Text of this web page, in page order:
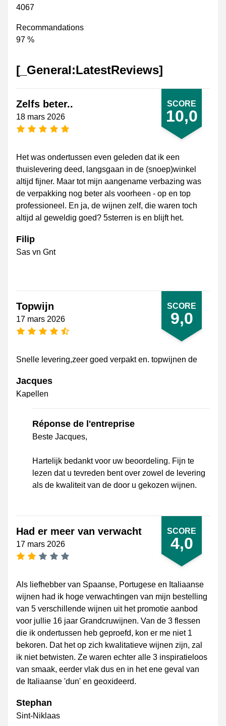
4067
Recommandations
97 %
[_General:LatestReviews]
SCORE
10,0
Zelfs beter..
18 mars 2026
[_General:NumberOfStarsPluralFormat]
Het was ondertussen even geleden dat ik een
thuislevering deed, langsgaan in de (snoep)winkel
altijd fijner. Maar tot mijn aangename verbazing was
de verpakking nog beter als voorheen - op en top
professioneel. En ja, de wijnen zelf, die waren toch
altijd al geweldig goed? 5sterren is en blijft het.
Filip
Sas vn Gnt
SCORE
9,0
Topwijn
17 mars 2026
[_General:NumberOfStarsPluralFormat]
Snelle levering,zeer goed verpakt en. topwijnen de
Jacques
Kapellen
Réponse de l'entreprise
Beste Jacques,
Hartelijk bedankt voor uw beoordeling. Fijn te
lezen dat u tevreden bent over zowel de levering
als de kwaliteit van de door u gekozen wijnen.
SCORE
4,0
Had er meer van verwacht
17 mars 2026
[_General:NumberOfStarsPluralFormat]
Als liefhebber van Spaanse, Portugese en Italiaanse
wijnen had ik hoge verwachtingen van mijn bestelling
van 5 verschillende wijnen uit het promotie aanbod
voor jullie 16 jaar Grandcruwijnen. Van de 3 flessen
die ik ondertussen heb geproefd, kon er me niet 1
bekoren. Dat het op zich kwalitatieve wijnen zijn, zal
ik niet betwisten. Ze waren echter alle 3 inspiratieloos
van smaak, eerder vlak dus en in het ene geval van
de Italiaanse 'dun' en geoxideerd.
Stephan
Sint-Niklaas